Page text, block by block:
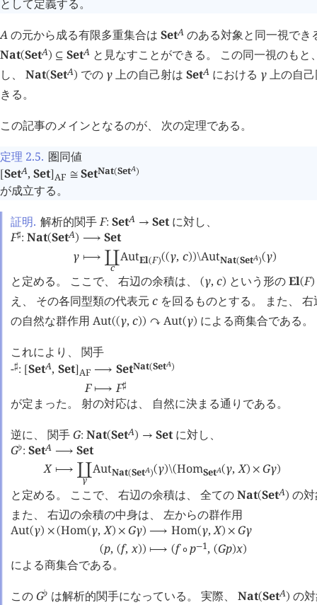
として定義する。
Aの元から成る有限多重集合は SetA のある対象と同一視でき
Nat(SetA) ⊆ SetAと見なすことができる。 この同一視のもと
し、 Nat(SetA) での γ上の自己射は SetA における γ上の自
きる。
この記事のメインとなるのが、 次の定理である。
定理 2.5. 圏同値
SetA, Set] AF ≅ SetNat(SetA)
が成立する。
証明. 解析的関手F: SetA → Setに対し、
F♯: Nat(SetA) ⟶ Set
γ ⟼ 󰄘
c
AutEl(F)(( γ, c))\AutNat(SetA)( γ)
と定める。 ここで、 右辺の余積は、 ( γ, c) という形のEl(F)
え、 その各同型類の代表元 c を回るものとする。 また、
の自然な群作用 Aut(( γ, c)) ↷ Aut( γ) による商集合である。
これにより、 関手
-♯: [SetA, Set] AF ⟶ SetNat(SetA)
F ⟼ F♯
が定まった。 射の対応は、 自然に決まる通りである。
逆に、 関手G: Nat(SetA) → Setに対し、
G♭: SetA ⟶ Set
X ⟼ 󰄘
γ
AutNat(SetA)( γ)\(HomSetA( γ, X) × Gγ)
と定める。 ここで、 右辺の余積は、 全てのNat(SetA) の
また、 右辺の余積の中身は、 左からの群作用
Aut( γ) × (Hom( γ, X) × Gγ) ⟶ Hom( γ, X) × Gγ
(p, (f, x)) ⟼ (f ∘ p−1, (Gp)x)
による商集合である。
このG♭ は解析的関手になっている。 実際、 Nat(SetA) の